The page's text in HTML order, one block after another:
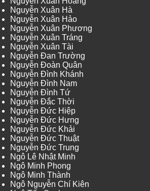
Nguyễn Xuân Hà
Nguyễn Xuân Hảo
Nguyễn Xuân Phương
Nguyễn Xuân Tráng
Nguyễn Xuân Tài
Nguyễn Đan Trường
Nguyễn Đoàn Quân
Nguyễn Đình Khánh
Nguyễn Đình Nam
Nguyễn Đình Tứ
Nguyễn Đắc Thời
Nguyễn Đức Hiệp
Nguyễn Đức Hưng
Nguyễn Đức Khải
Nguyễn Đức Thuật
Nguyễn Đức Trung
Ngô Lê Nhật Minh
Ngô Minh Phong
Ngô Minh Thành
Ngô Nguyễn Chí Kiên